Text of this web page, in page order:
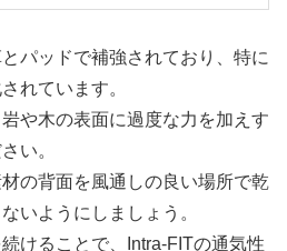
パッドで補強されており、特に
れています。
や木の表面に過度な力を加えす
い。
の背面を風通しの良い場所で乾
いようにしましょう。
けることで、Intra-FITの通気性